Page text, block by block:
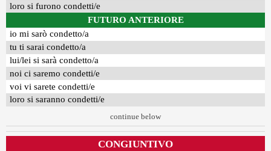
loro si furono condetti/e
FUTURO ANTERIORE
io mi sarò condetto/a
tu ti sarai condetto/a
lui/lei si sarà condetto/a
noi ci saremo condetti/e
voi vi sarete condetti/e
loro si saranno condetti/e
continue below
CONGIUNTIVO